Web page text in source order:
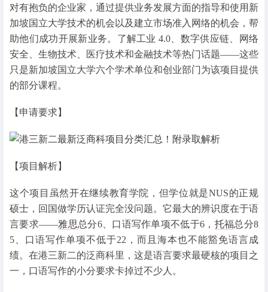
对有抱负的企业家，通过提供业务发展方面的指导和使用新
加坡国立大学技术的机会以及建立市场准入网络的机会，帮
助他们成功开展新业务。了解工业 4.0、数字供应链、网络
安全、生物技术、医疗技术和金融技术等热门话题——这些
只是新加坡国立大学六个学术单位和创业部门为该项目提供
的部分课程。
【申请要求】
【项目解析】
这个项目虽然开在继续教育学院，但学位就是NUS的正规
硕士，回国做学历认证完全没问题。它最大的辨识度在于语
言要求——雅思总分6、口语写作单项不低于6， 托福总分8
5、口语写作单项不低于22，而且海本也不能豁免语言成
绩。在港三新二的泛商科里，这是语言要求最硬核的项目之
一，口语写作的小分要求卡掉过不少人。